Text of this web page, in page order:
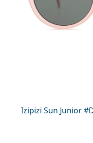
Izipizi Sun Junior